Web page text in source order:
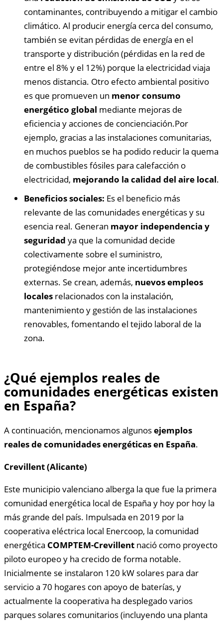
contaminantes, contribuyendo a mitigar el cambio
climático. Al producir energía cerca del consumo,
también se evitan pérdidas de energía en el
transporte y distribución (pérdidas en la red de
entre el 8% y el 12%) porque la electricidad viaja
menos distancia. Otro efecto ambiental positivo
es que promueven un menor consumo
energético global mediante mejoras de
eficiencia y acciones de concienciación.Por
ejemplo, gracias a las instalaciones comunitarias,
en muchos pueblos se ha podido reducir la quema
de combustibles fósiles para calefacción o
electricidad, mejorando la calidad del aire local.
Beneficios sociales: Es el beneficio más
relevante de las comunidades energéticas y su
esencia real. Generan mayor independencia y
seguridad ya que la comunidad decide
colectivamente sobre el suministro,
protegiéndose mejor ante incertidumbres
externas. Se crean, además, nuevos empleos
locales relacionados con la instalación,
mantenimiento y gestión de las instalaciones
renovables, fomentando el tejido laboral de la
zona.
¿Qué ejemplos reales de
comunidades energéticas existen
en España?
A continuación, mencionamos algunosejemplos
reales de comunidades energéticas en España.
Crevillent (Alicante)
Este municipio valenciano alberga la que fue la primera
comunidad energética local de España y hoy por hoy la
más grande del país. Impulsada en 2019 por la
cooperativa eléctrica local Enercoop, la comunidad
energética COMPTEM-Crevillent nació como proyecto
piloto europeo y ha crecido de forma notable.
Inicialmente se instalaron 120 kW solares para dar
servicio a 70 hogares con apoyo de baterías, y
actualmente la cooperativa ha desplegado varios
parques solares comunitarios (incluyendo una planta